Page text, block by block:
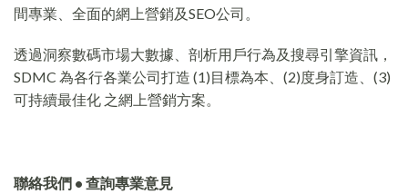
間專業、全面的網上營銷及SEO公司。
透過洞察數碼市場大數據、剖析用戶行為及搜尋引擎資訊，
SDMC 為各行各業公司打造 (1)目標為本、(2)度身訂造、(3)
可持續最佳化 之網上營銷方案。
聯絡我們 • 查詢專業意見